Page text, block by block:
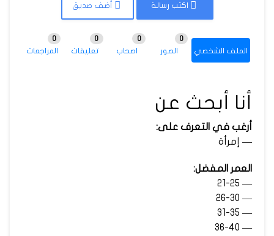
اكتب رسالة أضف صديق
الملف الشخصي الصور
0
اصحاب
0
تعليقات
0
المراجعات
0
أنا أبحث عن
أرغب في التعرف على:
— إمرأة
العمر المفضل:
— 21-25
— 26-30
— 31-35
— 36-40